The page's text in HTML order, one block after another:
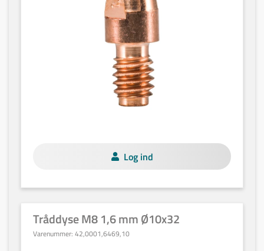
Log ind
Tråddyse M8 1,6 mm Ø10x32
Varenummer: 42,0001,6469,10